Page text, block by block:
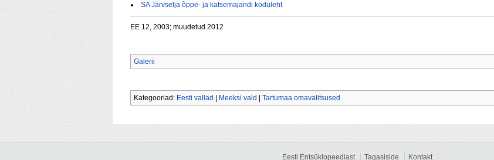
SA Järvselja õppe- ja katsemajandi koduleht
EE 12, 2003; muudetud 2012
Galerii
Kategooriad: Eesti vallad Meeksi vald Tartumaa omavalitsused
Eesti Entsüklopeediast Tagasiside Kontakt